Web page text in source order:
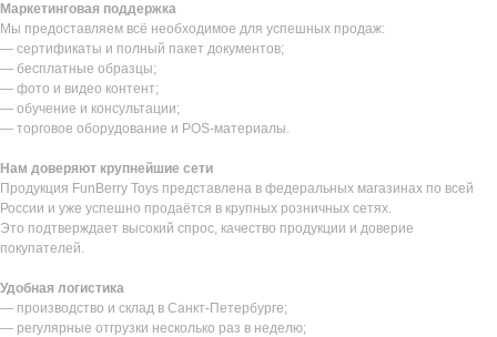
Маркетинговая поддержка
Мы предоставляем всё необходимое для успешных продаж:
— сертификаты и полный пакет документов;
— бесплатные образцы;
— фото и видео контент;
— обучение и консультации;
— торговое оборудование и POS-материалы.
Нам доверяют крупнейшие сети
Продукция FunBerry Toys представлена в федеральных магазинах по всей
России и уже успешно продаётся в крупных розничных сетях.
Это подтверждает высокий спрос, качество продукции и доверие
покупателей.
Удобная логистика
— производство и склад в Санкт-Петербурге;
— регулярные отгрузки несколько раз в неделю;